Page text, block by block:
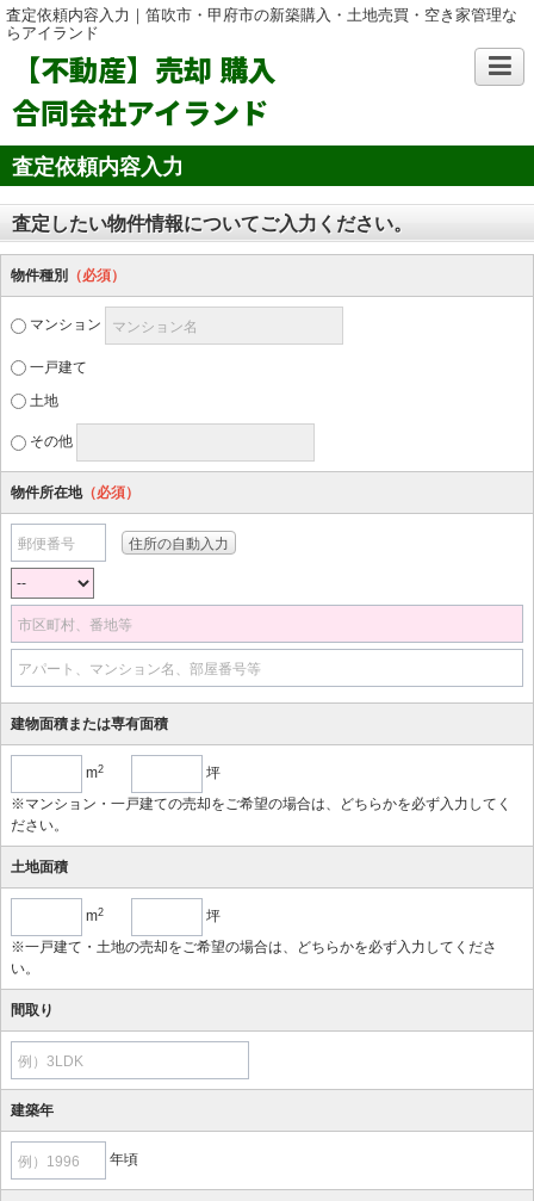
査定依頼内容入力｜笛吹市・甲府市の新築購入・土地売買・空き家管理な
らアイランド
【不動産】売却 購入
合同会社アイランド
査定依頼内容入力
査定したい物件情報についてご入力ください。
物件種別 （必須）
マンション マンション名
一戸建て
土地
その他
物件所在地（必須）
郵便番号
市区町村、番地等
アパート、マンション名、部屋番号等
建物面積または専有面積
m2
坪
※マンション・一戸建ての売却をご希望の場合は、どちらかを必ず入力してく
ださい。
土地面積
m2
坪
※一戸建て・土地の売却をご希望の場合は、どちらかを必ず入力してくださ
い。
間取り
例）3LDK
建築年
例）1996 年頃